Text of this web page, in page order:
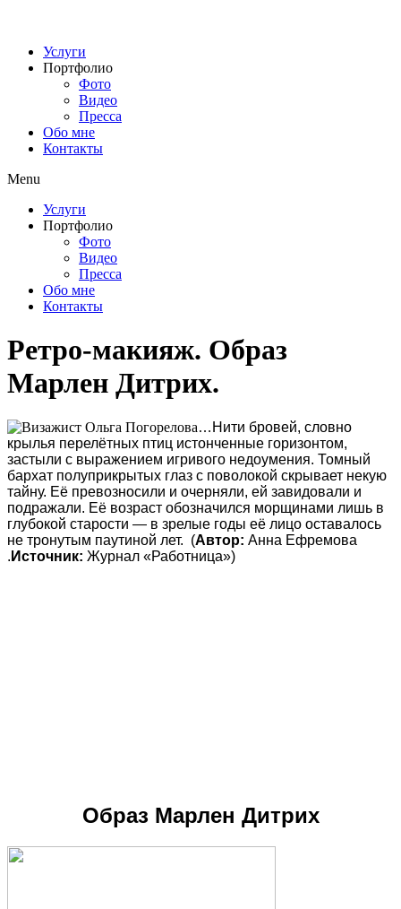
Услуги
Портфолио
Фото
Видео
Пресса
Обо мне
Контакты
Menu
Услуги
Портфолио
Фото
Видео
Пресса
Обо мне
Контакты
Ретро-макияж. Образ
Марлен Дитрих.
…Нити бровей, словно
крылья перелётных птиц истонченные горизонтом,
застыли с выражением игривого недоумения. Томный
бархат полуприкрытых глаз с поволокой скрывает некую
тайну. Её превозносили и очерняли, ей завидовали и
подражали. Её возраст обозначился морщинами лишь в
глубокой старости — в зрелые годы её лицо оставалось
не тронутым паутиной лет. (Автор: Анна Ефремова
. Источник: Журнал «Работница»)
Образ Марлен Дитрих